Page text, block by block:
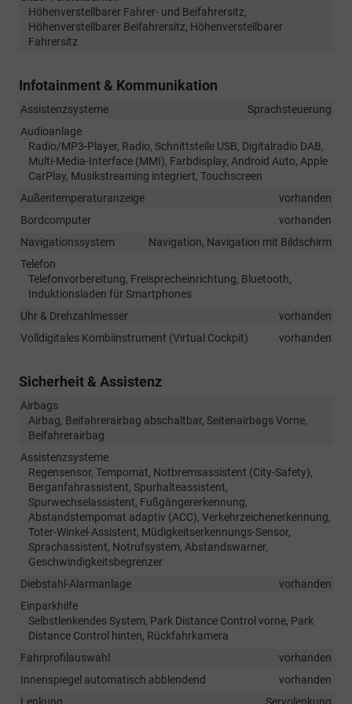
Höhenverstellbarer Fahrer- und Beifahrersitz,
Höhenverstellbarer Beifahrersitz, Höhenverstellbarer
Fahrersitz
Infotainment & Kommunikation
Assistenzsysteme
Sprachsteuerung
Audioanlage
Radio/MP3-Player, Radio, Schnittstelle USB, Digitalradio DAB,
Multi-Media-Interface (MMI), Farbdisplay, Android Auto, Apple
CarPlay, Musikstreaming integriert, Touchscreen
Außentemperaturanzeige
vorhanden
Bordcomputer
vorhanden
Navigationssystem
Navigation, Navigation mit Bildschirm
Telefon
Telefonvorbereitung, Freisprecheinrichtung, Bluetooth,
Induktionsladen für Smartphones
Uhr & Drehzahlmesser
vorhanden
Volldigitales Kombiinstrument (Virtual Cockpit)
vorhanden
Sicherheit & Assistenz
Airbags
Airbag, Beifahrerairbag abschaltbar, Seitenairbags Vorne,
Beifahrerairbag
Assistenzsysteme
Regensensor, Tempomat, Notbremsassistent (City-Safety),
Berganfahrassistent, Spurhalteassistent,
Spurwechselassistent, Fußgängererkennung,
Abstandstempomat adaptiv (ACC), Verkehrzeichenerkennung,
Toter-Winkel-Assistent, Müdigkeitserkennungs-Sensor,
Sprachassistent, Notrufsystem, Abstandswarner,
Geschwindigkeitsbegrenzer
Diebstahl-Alarmanlage
vorhanden
Einparkhilfe
Selbstlenkendes System, Park Distance Control vorne, Park
Distance Control hinten, Rückfahrkamera
Fahrprofilauswahl
vorhanden
Innenspiegel automatisch abblendend
vorhanden
Lenkung
Servolenkung